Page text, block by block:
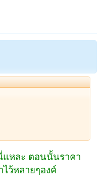
แหละ ตอนนั้นราคา
ไว้หลายๆองค์